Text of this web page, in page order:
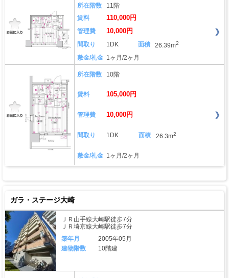
所在階数
11階
賃料
110,000円
管理費 10,000円
間取り 1DK 面積 26.39m2
敷金/礼金 1ヶ月/2ヶ月
所在階数 10階
賃料 105,000円
管理費 10,000円
間取り 1DK 面積 26.3m2
敷金/礼金 1ヶ月/2ヶ月
ガラ・ステージ大崎
ＪＲ山手線大崎駅徒歩7分
ＪＲ埼京線大崎駅徒歩7分
築年月
2005年05月
建物階数
10階建